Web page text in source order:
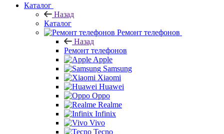
Каталог
Назад
Каталог
Ремонт телефонов
Назад
Ремонт телефонов
Apple
Samsung
Xiaomi
Huawei
Oppo
Realme
Infinix
Vivo
Tecno